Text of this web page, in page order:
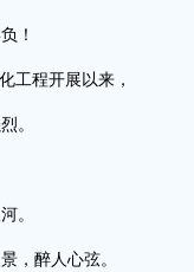
！
工程开展以来，
。
。
，醉人心弦。